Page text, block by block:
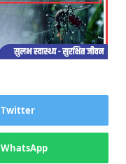
Twitter
WhatsApp